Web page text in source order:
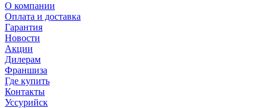
О компании
Оплата и доставка
Гарантия
Новости
Акции
Дилерам
Франшиза
Где купить
Контакты
Уссурийск